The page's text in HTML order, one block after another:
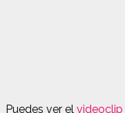
Puedes ver el videoclip